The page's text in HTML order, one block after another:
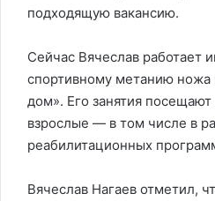
подходящую вакансию.
Сейчас Вячеслав работает
спортивному метанию
дом». Его занятия посещают
взрослые — в том числе в
реабилитационных
Вячеслав Нагаев отметил,